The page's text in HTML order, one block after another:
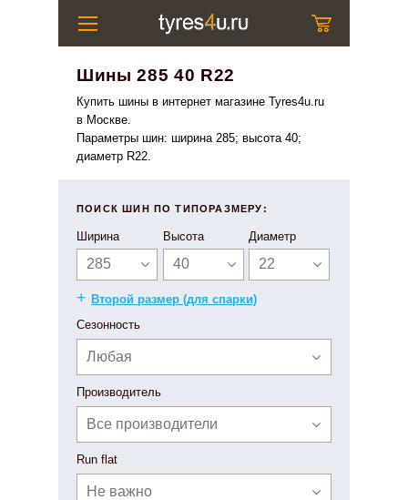
Шины 285 40 R22
Купить шины в интернет магазине Tyres4u.ru
в Москве.
Параметры шин: ширина 285; высота 40;
диаметр R22.
ПОИСК ШИН ПО ТИПОРАЗМЕРУ:
Ширина
285
Высота
40
Диаметр
22
+ Второй размер (для спарки)
Сезонность
Любая
Производитель
Все производители
Run flat
Не важно